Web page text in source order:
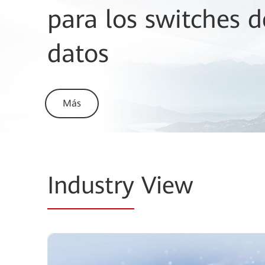
infraestructura
inalámbrica
Conozca más
para los switches
datos
Más
Industry View